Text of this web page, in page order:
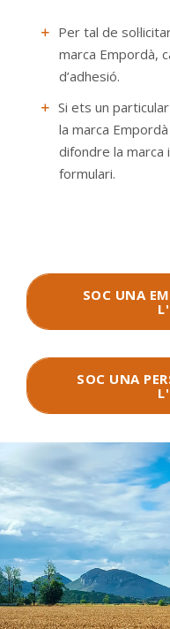
Per tal de
marca Empordà,
d’adhesió.
Si ets un
la marca
difondre la marca
formulari.
SOC UNA
SOC UNA